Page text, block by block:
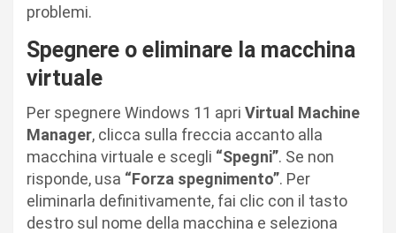
problemi.
Spegnere o eliminare la macchina
virtuale
Per spegnere Windows 11 apri Virtual Machine
Manager, clicca sulla freccia accanto alla
macchina virtuale e scegli “Spegni”. Se non
risponde, usa “Forza spegnimento”. Per
eliminarla definitivamente, fai clic con il tasto
destro sul nome della macchina e seleziona